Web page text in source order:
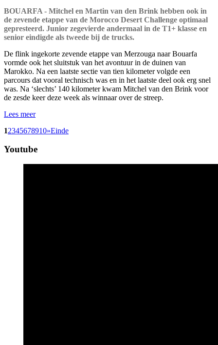
BOUARFA - Mitchel en Martin van den Brink hebben ook in
de zevende etappe van de Morocco Desert Challenge optimaal
gepresteerd. Junior zegevierde andermaal in de T1+ klasse en
senior eindigde als tweede bij de trucks.
De flink ingekorte zevende etappe van Merzouga naar Bouarfa
vormde ook het sluitstuk van het avontuur in de duinen van
Marokko. Na een laatste sectie van tien kilometer volgde een
parcours dat vooral technisch was en in het laatste deel ook erg snel
was. Na ‘slechts’ 140 kilometer kwam Mitchel van den Brink voor
de zesde keer deze week als winnaar over de streep.
Lees meer
12345678910»Einde
Youtube